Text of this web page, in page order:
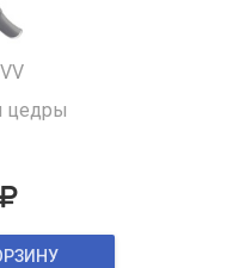
цедры